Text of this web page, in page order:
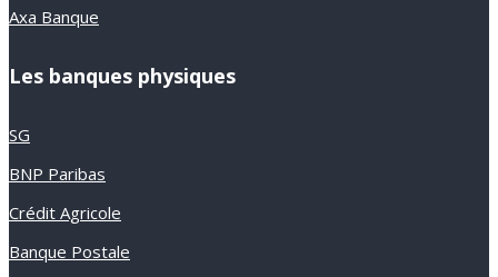
Axa Banque
Les banques physiques
SG
BNP Paribas
Crédit Agricole
Banque Postale